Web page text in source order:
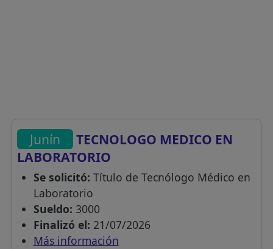
Junín
TECNOLOGO MEDICO EN
LABORATORIO
Se solicitó: Título de Tecnólogo Médico en
Laboratorio
Sueldo: 3000
Finalizó el: 21/07/2026
Más información